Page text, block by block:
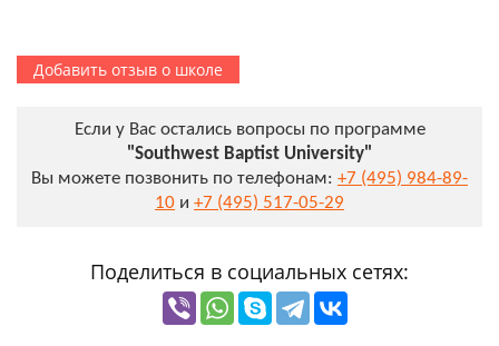
Добавить отзыв о школе
Если у Вас остались вопросы по программе
"Southwest Baptist University"
Вы можете позвонить по телефонам: +7 (495) 984-89-
10 и +7 (495) 517-05-29
Поделиться в социальных сетях: